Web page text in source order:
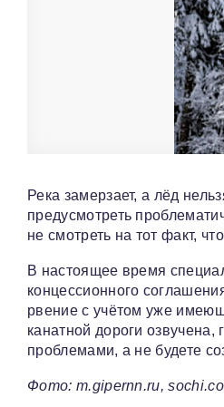
Река замерзает, а лёд
предусмотреть
не смотреть на тот факт,
В настоящее время
концессионного
рвение с учётом уже
канатной дороги
проблемами, а не будете
Фото: m.gipernn.ru,